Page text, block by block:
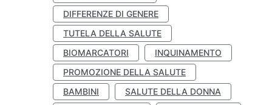
DIFFERENZE DI GENERE
TUTELA DELLA SALUTE
BIOMARCATORI
INQUINAMENTO
PROMOZIONE DELLA SALUTE
BAMBINI
SALUTE DELLA DONNA